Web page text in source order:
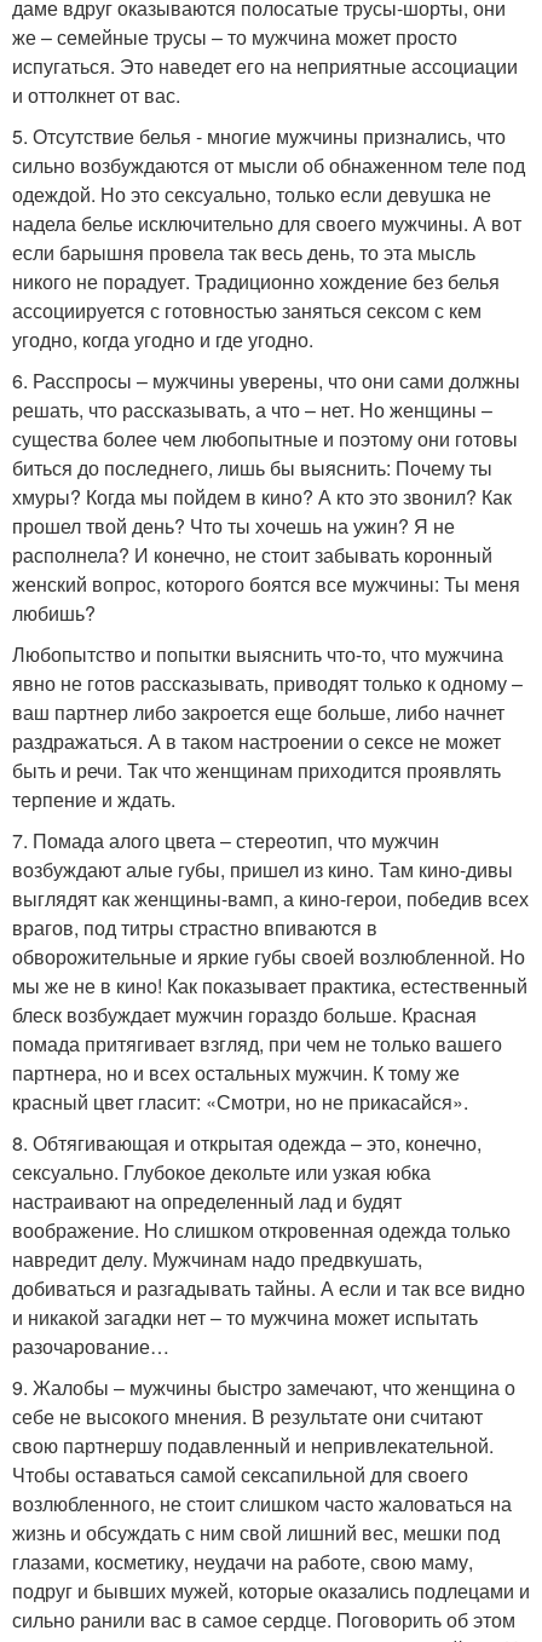
даме вдруг оказываются полосатые трусы-шорты, они
же – семейные трусы – то мужчина может просто
испугаться. Это наведет его на неприятные ассоциации
и оттолкнет от вас.
5. Отсутствие белья - многие мужчины признались, что
сильно возбуждаются от мысли об обнаженном теле под
одеждой. Но это сексуально, только если девушка не
надела белье исключительно для своего мужчины. А вот
если барышня провела так весь день, то эта мысль
никого не порадует. Традиционно хождение без белья
ассоциируется с готовностью заняться сексом с кем
угодно, когда угодно и где угодно.
6. Расспросы – мужчины уверены, что они сами должны
решать, что рассказывать, а что – нет. Но женщины –
существа более чем любопытные и поэтому они готовы
биться до последнего, лишь бы выяснить: Почему ты
хмуры? Когда мы пойдем в кино? А кто это звонил? Как
прошел твой день? Что ты хочешь на ужин? Я не
располнела? И конечно, не стоит забывать коронный
женский вопрос, которого боятся все мужчины: Ты меня
любишь?
Любопытство и попытки выяснить что-то, что мужчина
явно не готов рассказывать, приводят только к одному –
ваш партнер либо закроется еще больше, либо начнет
раздражаться. А в таком настроении о сексе не может
быть и речи. Так что женщинам приходится проявлять
терпение и ждать.
7. Помада алого цвета – стереотип, что мужчин
возбуждают алые губы, пришел из кино. Там кино-дивы
выглядят как женщины-вамп, а кино-герои, победив всех
врагов, под титры страстно впиваются в
обворожительные и яркие губы своей возлюбленной. Но
мы же не в кино! Как показывает практика, естественный
блеск возбуждает мужчин гораздо больше. Красная
помада притягивает взгляд, при чем не только вашего
партнера, но и всех остальных мужчин. К тому же
красный цвет гласит: «Смотри, но не прикасайся».
8. Обтягивающая и открытая одежда – это, конечно,
сексуально. Глубокое декольте или узкая юбка
настраивают на определенный лад и будят
воображение. Но слишком откровенная одежда только
навредит делу. Мужчинам надо предвкушать,
добиваться и разгадывать тайны. А если и так все видно
и никакой загадки нет – то мужчина может испытать
разочарование…
9. Жалобы – мужчины быстро замечают, что женщина о
себе не высокого мнения. В результате они считают
свою партнершу подавленный и непривлекательной.
Чтобы оставаться самой сексапильной для своего
возлюбленного, не стоит слишком часто жаловаться на
жизнь и обсуждать с ним свой лишний вес, мешки под
глазами, косметику, неудачи на работе, свою маму,
подруг и бывших мужей, которые оказались подлецами и
сильно ранили вас в самое сердце. Поговорить об этом